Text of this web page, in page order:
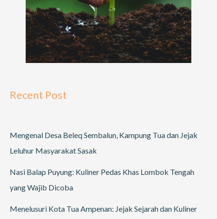
Recent Post
Mengenal Desa Beleq Sembalun, Kampung Tua dan Jejak
Leluhur Masyarakat Sasak
Nasi Balap Puyung: Kuliner Pedas Khas Lombok Tengah
yang Wajib Dicoba
Menelusuri Kota Tua Ampenan: Jejak Sejarah dan Kuliner